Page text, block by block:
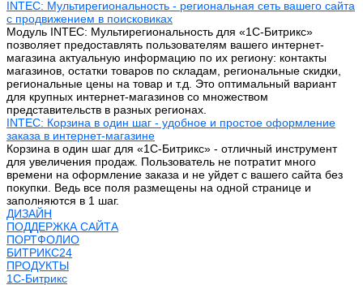
INTEC: Мультирегиональность - региональная сеть вашего сайта
с продвижением в поисковиках
Модуль INTEC: Мультирегиональность для «1С-Битрикс»
позволяет предоставлять пользователям вашего интернет-
магазина актуальную информацию по их региону: контакты
магазинов, остатки товаров по складам, региональные скидки,
региональные цены на товар и т.д. Это оптимальный вариант
для крупных интернет-магазинов со множеством
представительств в разных регионах.
INTEC: Корзина в один шаг - удобное и простое оформление
заказа в интернет-магазине
Корзина в один шаг для «1С-Битрикс» - отличный инструмент
для увеличения продаж. Пользователь не потратит много
времени на оформление заказа и не уйдет с вашего сайта без
покупки. Ведь все поля размещены на одной странице и
заполняются в 1 шаг.
ДИЗАЙН
ПОДДЕРЖКА САЙТА
ПОРТФОЛИО
БИТРИКС24
ПРОДУКТЫ
1С-Битрикс